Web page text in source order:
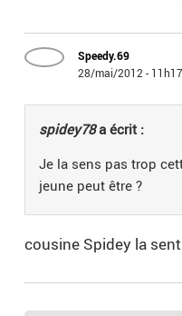
Speedy.69
28/mai/2012 - 11h17
spidey78a écrit :
Je la sens pas trop
jeune peut être ?
cousine Spidey la